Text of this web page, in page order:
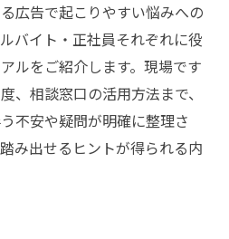
広告で起こりやすい悩みへの
バイト・正社員それぞれに役
ルをご紹介します。現場です
、相談窓口の活用方法まで、
不安や疑問が明確に整理さ
み出せるヒントが得られる内